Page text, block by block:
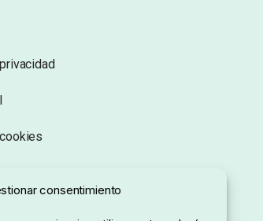
consentimiento